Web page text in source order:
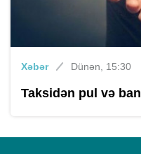
Xəbər Dünən, 15:30
Taksidən pul və